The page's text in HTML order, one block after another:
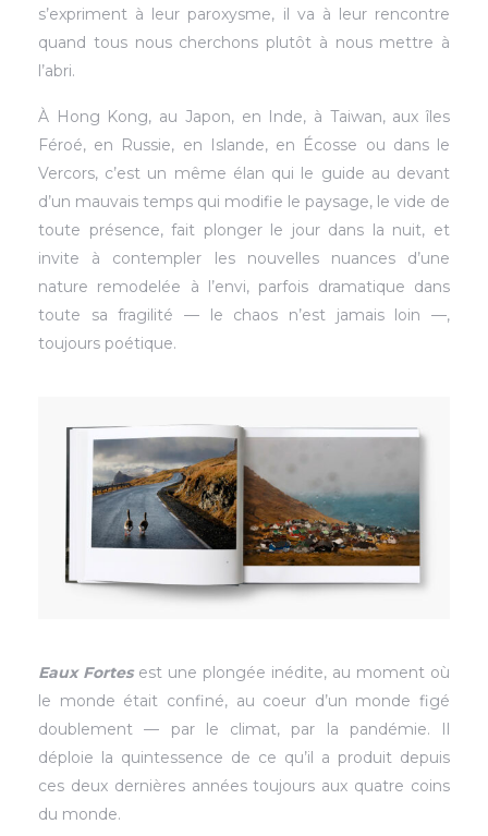
s’expriment à leur paroxysme, il va à leur rencontre
quand tous nous cherchons plutôt à nous mettre à
l’abri.
À Hong Kong, au Japon, en Inde, à Taiwan, aux îles
Féroé, en Russie, en Islande, en Écosse ou dans le
Vercors, c’est un même élan qui le guide au devant
d’un mauvais temps qui modifie le paysage, le vide de
toute présence, fait plonger le jour dans la nuit, et
invite à contempler les nouvelles nuances d’une
nature remodelée à l’envi, parfois dramatique dans
toute sa fragilité — le chaos n’est jamais loin —,
toujours poétique.
Eaux Fortesest une plongée inédite, au moment où
le monde était confiné, au coeur d’un monde figé
doublement — par le climat, par la pandémie. Il
déploie la quintessence de ce qu’il a produit depuis
ces deux dernières années toujours aux quatre coins
du monde.